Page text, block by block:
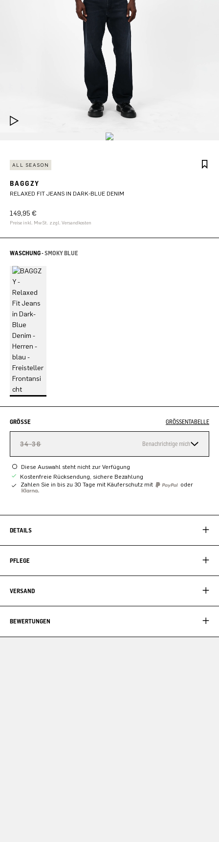
ALL SEASON
BAGGZY
RELAXED FIT JEANS IN DARK-BLUE DENIM
149,95 €
Preise inkl. MwSt. zzgl. Versandkosten
WASCHUNG -SMOKY BLUE
GRÖSSE GRÖSSENTABELLE
34-36 Benachrichtige mich
Diese Auswahl steht nicht zur Verfügung
Kostenfreie Rücksendung, sichere Bezahlung
Zahlen Sie in bis zu 30 Tage mit Käuferschutz mit
oder
DETAILS
PFLEGE
VERSAND
BEWERTUNGEN